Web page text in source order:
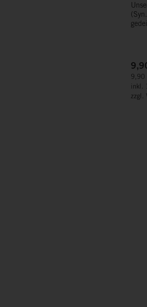
(Syn.:
9,90
inkl.
zzgl.